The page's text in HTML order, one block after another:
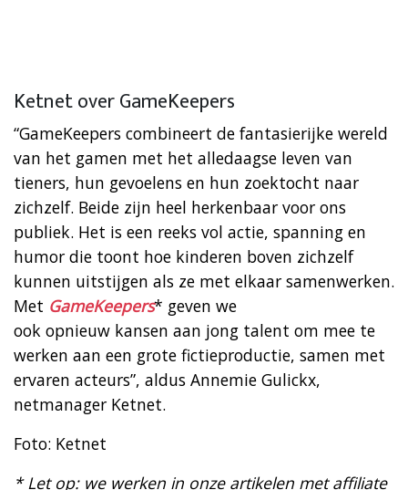
Ketnet over GameKeepers
“GameKeepers combineert de fantasierijke wereld
van het gamen met het alledaagse leven van
tieners, hun gevoelens en hun zoektocht naar
zichzelf. Beide zijn heel herkenbaar voor ons
publiek. Het is een reeks vol actie, spanning en
humor die toont hoe kinderen boven zichzelf
kunnen uitstijgen als ze met elkaar samenwerken.
Met GameKeepers* geven we
ook opnieuw kansen aan jong talent om mee te
werken aan een grote fictieproductie, samen met
ervaren acteurs”, aldus Annemie Gulickx,
netmanager Ketnet.
Foto: Ketnet
* Let op: we werken in onze artikelen met affiliate